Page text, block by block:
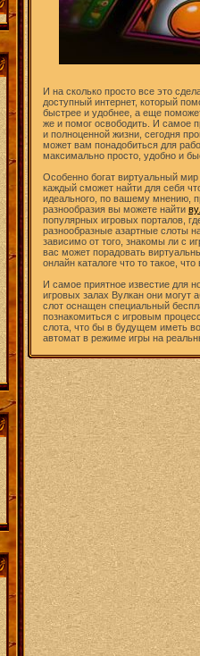
И на сколько просто все это
доступный интернет, который
быстрее и удобнее, а еще
же и помог освободить. И самое
и полноценной жизни, сегодня
может вам понадобиться для
максимально просто, удобно и
Особенно богат виртуальный
каждый сможет найти для себя
идеального, по вашему мнению,
разнообразия вы можете найти
популярных игровых порталов,
разнообразные азартные слоты
зависимо от того, знакомы ли с
вас может порадовать
онлайн каталоге что то такое, что
И самое приятное известие для
игровых залах Вулкан они могут
слот оснащен специальный
познакомиться с игровым
слота, что бы в будущем иметь
автомат в режиме игры на